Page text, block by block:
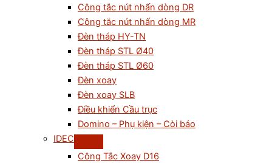
Công tắc nút nhấn dòng DR
Công tắc nút nhấn dòng MR
Đèn tháp HY-TN
Đèn tháp STL Ø40
Đèn tháp STL Ø60
Đèn xoay
Đèn xoay SLB
Điều khiển Cầu trục
Domino – Phụ kiện – Còi báo
IDEC
Công Tắc Xoay D16